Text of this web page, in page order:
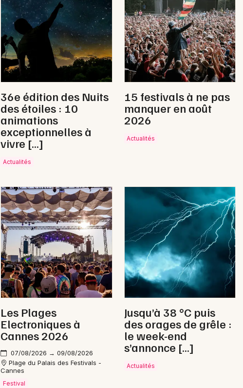
Newsletter des sorties
Artistes en tournée
Actus à Manosque
Magazine à Manosque
04 - Alpes de Hautes-Provence
Choisir mes départements
Mon email
Je m'abonne
36e édition des Nuits
des étoiles : 10
animations
exceptionnelles à
vivre […]
Actualités
15 festivals à ne pas
manquer en août
2026
Actualités
Les Plages
Electroniques à
Cannes 2026
07/08/2026 → 09/08/2026
Plage du Palais des Festivals -
Cannes
Festival
Jusqu’à 38 °C puis
des orages de grêle :
le week-end
s’annonce […]
Actualités